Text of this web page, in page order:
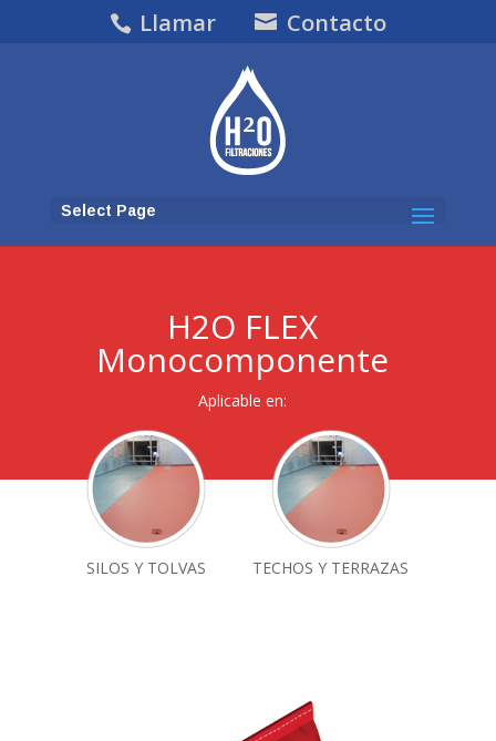
Llamar Contacto
Select Page
H2O FLEX
Monocomponente
Aplicable en:
SILOS Y TOLVAS TECHOS Y TERRAZAS